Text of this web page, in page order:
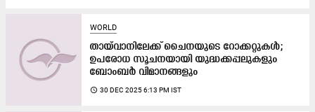
WORLD
തായ്‌വാനി​ലേക്ക് ചൈനയുടെ റോക്കറ്റുകൾ;
ഉപരോധ സൂചനയായി യുദ്ധക്കപ്പലുകളും
ബോംബർ വിമാനങ്ങളും
access_time 30 DEC 2025 6:13 PM IST